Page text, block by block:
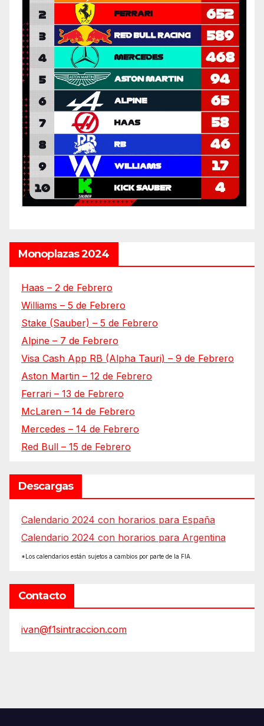
Monoplazas 2024
Haas – 2 de Febrero
Williams – 5 de Febrero
Stake (Sauber) – 5 de Febrero
Alpine – 7 de Febrero
Visa Cash App RB (Alpha Tauri) – 9 de Febrero
Aston Martin – 12 de Febrero
Ferrari – 13 de Febrero
McLaren – 14 de Febrero
Mercedes – 14 de Febrero
Red Bull – 15 de Febrero
Descargas
Calendario 2024 con horarios para España
Calendario 2024 con horarios para Argentina
*Los calendarios están sujetos a cambios por parte de la FIA.
Contacto
ivan@f1sintraccion.com